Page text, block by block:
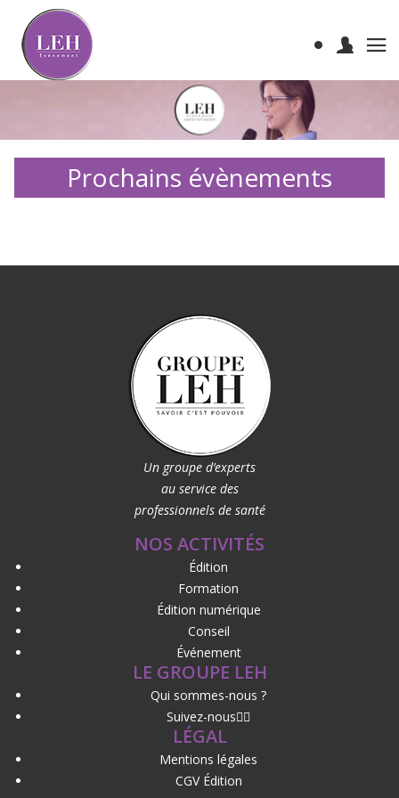
Prochains évènements
Un groupe d’experts
au service des
professionnels de santé
NOS ACTIVITÉS
Édition
Formation
Édition numérique
Conseil
Événement
LE GROUPE LEH
Qui sommes-nous ?
Suivez-nous
LÉGAL
Mentions légales
CGV Édition